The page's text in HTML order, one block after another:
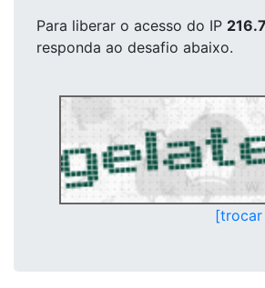
Para liberar o acesso do IP
responda ao desafio abaixo.
[trocar